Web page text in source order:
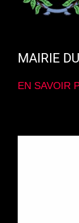
MAIRIE
EN SAVOIR